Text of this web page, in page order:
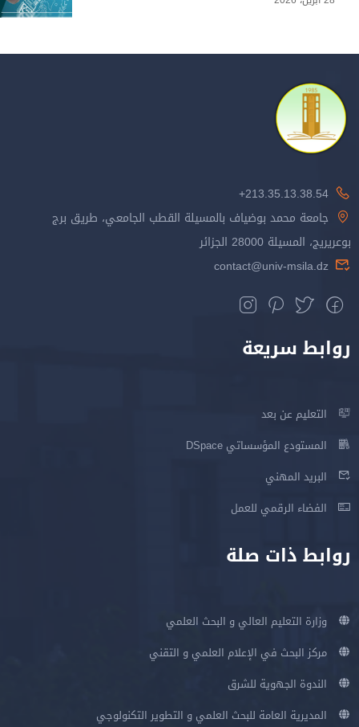
213.35.13.38.54+
جامعة محمد بوضياف بالمسيلة القطب الجامعي، طريق برج
بوعريريج، المسيلة 28000 الجزائر
contact@univ-msila.dz
روابط سريعة
التعليم عن بعد
المستودع المؤسساتي DSpace
البريد المهني
الفضاء الرقمي للعمل
روابط ذات صلة
وزارة التعليم العالي و البحث العلمي
مركز البحث في الإعلام العلمي و التقني
الندوة الجهوية للشرق
المديرية العامة للبحث العلمي و التطوير التكنولوجي